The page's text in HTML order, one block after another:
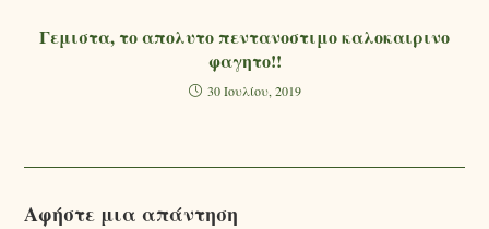
Γεμιστα, το απολυτο πεντανοστιμο καλοκαιρινο
φαγητο!!
30 Ιουλίου, 2019
Αφήστε μια απάντηση